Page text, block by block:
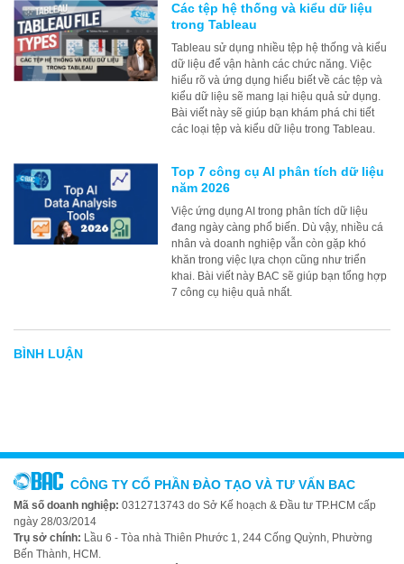
Các tệp hệ thống và kiểu dữ liệu
trong Tableau
Tableau sử dụng nhiều tệp hệ thống và kiểu
dữ liệu để vận hành các chức năng. Việc
hiểu rõ và ứng dụng hiểu biết về các tệp và
kiểu dữ liệu sẽ mang lại hiệu quả sử dụng.
Bài viết này sẽ giúp bạn khám phá chi tiết
các loại tệp và kiểu dữ liệu trong Tableau.
Top 7 công cụ AI phân tích dữ liệu
năm 2026
Việc ứng dụng AI trong phân tích dữ liệu
đang ngày càng phổ biến. Dù vậy, nhiều cá
nhân và doanh nghiệp vẫn còn gặp khó
khăn trong việc lựa chọn cũng như triển
khai. Bài viết này BAC sẽ giúp bạn tổng hợp
7 công cụ hiệu quả nhất.
BÌNH LUẬN
CÔNG TY CỔ PHẦN ĐÀO TẠO VÀ TƯ VẤN BAC
Mã số doanh nghiệp: 0312713743 do Sở Kế hoạch & Đầu tư TP.HCM cấp
ngày 28/03/2014
Trụ sở chính: Lầu 6 - Tòa nhà Thiên Phước 1, 244 Cống Quỳnh, Phường
Bến Thành, HCM.